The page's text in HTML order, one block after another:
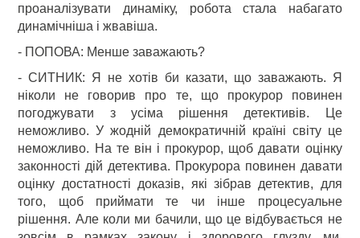
проаналізувати динаміку, робота стала набагато
динамічніша і жвавіша.
- ПОПОВА: Менше заважають?
- СИТНИК: Я не хотів би казати, що заважають. Я
ніколи не говорив про те, що прокурор повинен
погоджувати з усіма рішення детективів. Це
неможливо. У жодній демократичній країні світу це
неможливо. На те він і прокурор, щоб давати оцінку
законності дій детектива. Прокурора повинен давати
оцінку достатності доказів, які зібрав детектив, для
того, щоб приймати те чи інше процесуальне
рішення. Але коли ми бачили, що це відбувається не